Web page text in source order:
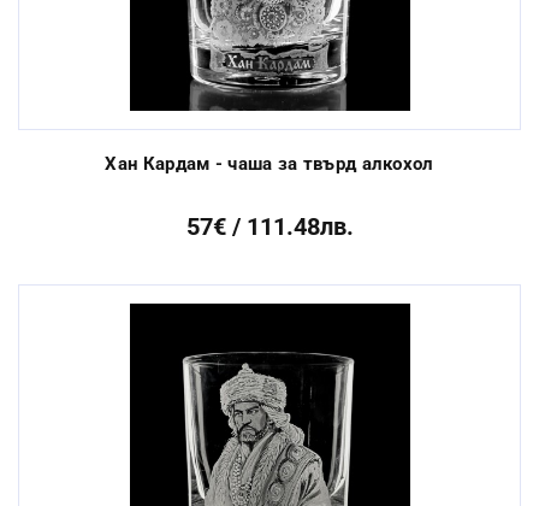
Хан Кардам - чаша за твърд алкохол
57€ / 111.48лв.